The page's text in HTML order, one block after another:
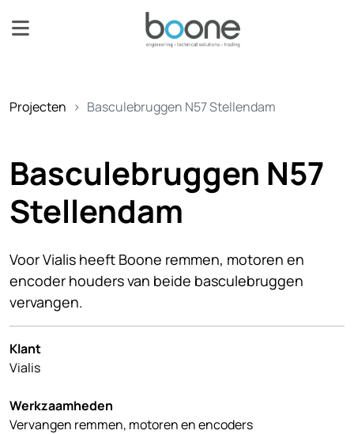
Projecten Basculebruggen N57 Stellendam
Basculebruggen N57
Stellendam
Voor Vialis heeft Boone remmen, motoren en
encoder houders van beide basculebruggen
vervangen.
Klant
Vialis
Werkzaamheden
Vervangen remmen, motoren en encoders